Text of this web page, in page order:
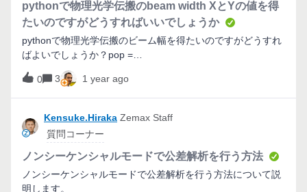
ともバグでしょうか？添付ファイルの例では、分かりやすい
ようにマルチコンフィグで0, 88, 89, 90°を設定しています。
球面が0.5D、シリンダが1.0Dで一定のはずですが、MFEで見
るとコンフィグごとに値が違っています。（近軸XYで試して
いますが、トロイダルでも同様でした。）
pythonで物理光学伝搬のbeam width XとYの値を得
たいのですがどうすればいいでしょうか
pythonで物理光学伝搬のビーム幅を得たいのですがどうすれ
ばよいでしょうか？pop =
TheSystem.Analyses.New_Analysis_SettingsFirst(AnalysisID
M.PhysicalOpticsPropagation)pop_settings =
pop.GetSettings()pop_settings.BeamType =
ZOSAPI.Analysis.PhysicalOptics.POPBeamTypes.GaussianA
nglepop_settings.SetParameterValue(0,
28)pop_settings.SetParameterValue(1,
8)pop_settings.AutoCalculateBeamSampling()pop.ApplyAnd
WaitForCompletion()pop_results =
pop.GetResults()print(pop_results.HeaderData.Lines[5])だ
0 3 1 year ago
Kensuke.Hiraka Zemax Staff
質問コーナー
ノンシーケンシャルモードで公差解析を行う方法
ノンシーケンシャルモードで公差解析を行う方法について説
明します。